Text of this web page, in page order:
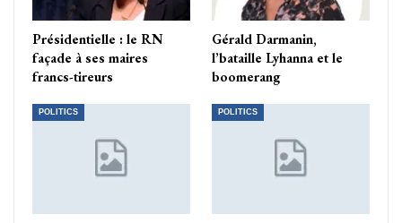
Présidentielle : le RN
façade à ses maires
francs-tireurs
Gérald Darmanin,
l’bataille Lyhanna et le
boomerang
POLITICS POLITICS